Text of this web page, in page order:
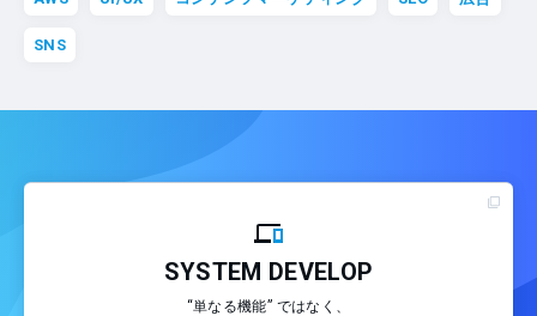
SNS
SYSTEM DEVELOP
“単なる機能” ではなく、